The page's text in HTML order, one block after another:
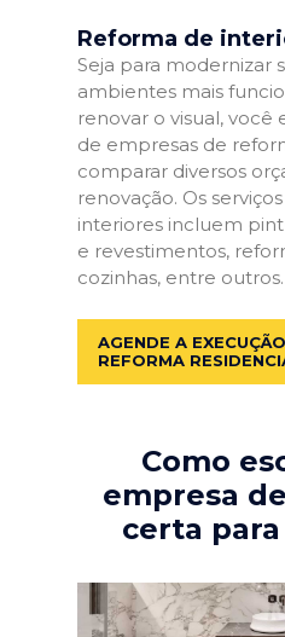
Reforma de
Seja para modernizar
ambientes mais
renovar o visual, você
de empresas de
comparar diversos
renovação. Os
interiores incluem
e revestimentos,
cozinhas, entre outros.
AGENDE A
REFORMA
Como
empresa
certa para